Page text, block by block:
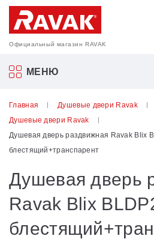
Официальный магазин RAVAK
МЕНЮ
Акриловые ванны Ravak
Шторки для ванн
Аксессуары
Унитазы и биде
Главная Душевые двери Ravak
Душевые двери Ravak
Душевая дверь раздвижная Ravak Blix
блестящий+транспарент
Душевая дверь
Ravak Blix